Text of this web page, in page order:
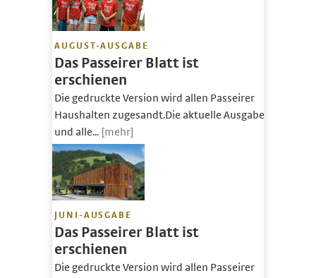
AUGUST-AUSGABE
Das Passeirer Blatt ist
erschienen
Die gedruckte Version wird allen Passeirer
Haushalten zugesandt.Die aktuelle Ausgabe
und alle... [mehr]
JUNI-AUSGABE
Das Passeirer Blatt ist
erschienen
Die gedruckte Version wird allen Passeirer